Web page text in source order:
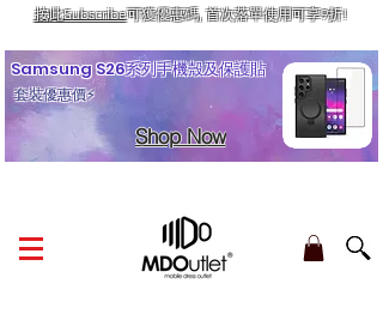
按此Subscribe可獲優惠碼, 首次落單使用可享9折!
Samsung S26系列手機殼及保護貼
套裝優惠價⚡
Shop Now